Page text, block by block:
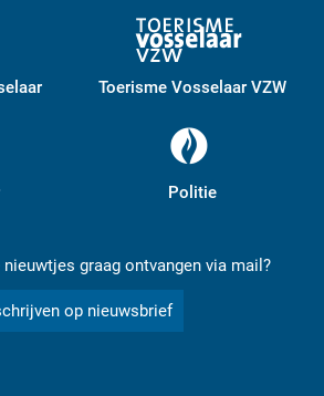
Toerisme Vosselaar VZW
Politie
graag ontvangen via mail?
op nieuwsbrief